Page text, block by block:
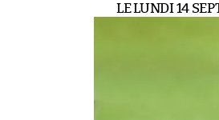
LE LUNDI 14